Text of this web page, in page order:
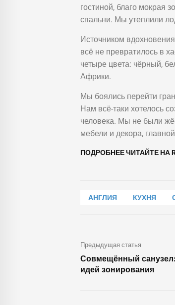
гостиной, благо мокрая
спальни. Мы утеплили
Источником
всё не превратилось в
четыре цвета: чёрный,
Африки.
Мы боялись перейти
Нам всё-таки хотелось
человека. Мы не были
мебели и декора,
ПОДРОБНЕЕ ЧИТАЙТЕ НА
АНГЛИЯ КУХНЯ
Предыдущая статья
Совмещённый
идей зонирования